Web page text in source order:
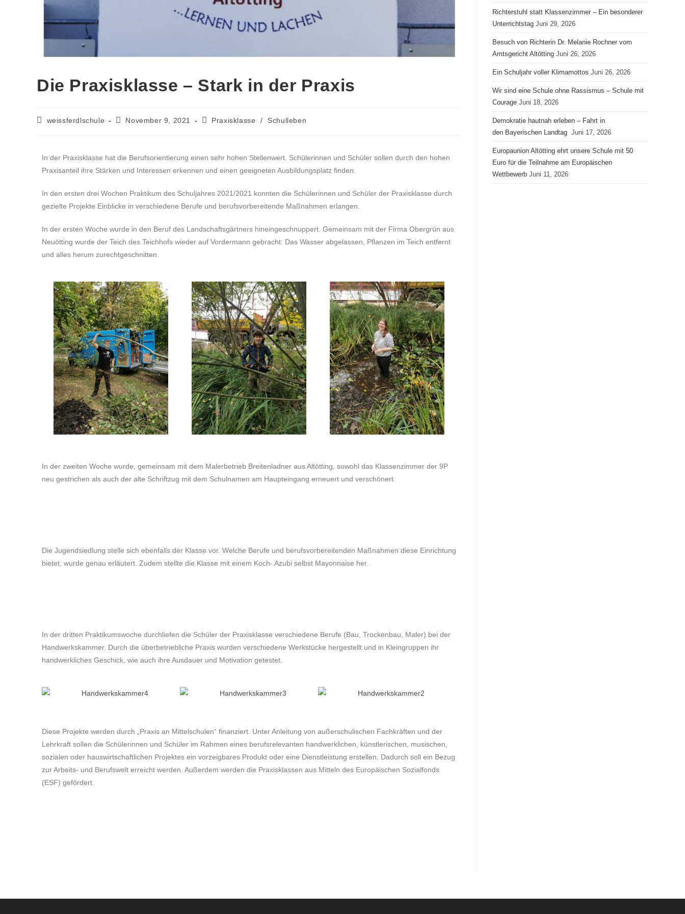
Die Praxisklasse – Stark in der Praxis
weissferdlschule November 9, 2021 Praxisklasse / Schulleben
In der Praxisklasse hat die Berufsorientierung einen sehr hohen Stellenwert. Schülerinnen und Schüler sollen durch den hohen
Praxisanteil ihre Stärken und Interessen erkennen und einen geeigneten Ausbildungsplatz finden.
In den ersten drei Wochen Praktikum des Schuljahres 2021/2021 konnten die Schülerinnen und Schüler der Praxisklasse durch
gezielte Projekte Einblicke in verschiedene Berufe und berufsvorbereitende Maßnahmen erlangen.
In der ersten Woche wurde in den Beruf des Landschaftsgärtners hineingeschnuppert. Gemeinsam mit der Firma Obergrün aus
Neuötting wurde der Teich des Teichhofs wieder auf Vordermann gebracht: Das Wasser abgelassen, Pflanzen im Teich entfernt
und alles herum zurechtgeschnitten.
In der zweiten Woche wurde, gemeinsam mit dem Malerbetrieb Breitenladner aus Altötting, sowohl das Klassenzimmer der 9P
neu gestrichen als auch der alte Schriftzug mit dem Schulnamen am Haupteingang erneuert und verschönert.
Die Jugendsiedlung stelle sich ebenfalls der Klasse vor. Welche Berufe und berufsvorbereitenden Maßnahmen diese Einrichtung
bietet, wurde genau erläutert. Zudem stellte die Klasse mit einem Koch- Azubi selbst Mayonnaise her.
In der dritten Praktikumswoche durchliefen die Schüler der Praxisklasse verschiedene Berufe (Bau, Trockenbau, Maler) bei der
Handwerkskammer. Durch die überbetriebliche Praxis wurden verschiedene Werkstücke hergestellt und in Kleingruppen ihr
handwerkliches Geschick, wie auch ihre Ausdauer und Motivation getestet.
Diese Projekte werden durch „Praxis an Mittelschulen“ finanziert. Unter Anleitung von außerschulischen Fachkräften und der
Lehrkraft sollen die Schülerinnen und Schüler im Rahmen eines berufsrelevanten handwerklichen, künstlerischen, musischen,
sozialen oder hauswirtschaftlichen Projektes ein vorzeigbares Produkt oder eine Dienstleistung erstellen. Dadurch soll ein Bezug
zur Arbeits- und Berufswelt erreicht werden. Außerdem werden die Praxisklassen aus Mitteln des Europäischen Sozialfonds
(ESF) gefördert.
Richterstuhl statt Klassenzimmer – Ein besonderer
Unterrichtstag Juni 29, 2026
Besuch von Richterin Dr. Melanie Rochner vom
Amtsgericht Altötting Juni 26, 2026
Ein Schuljahr voller Klimamottos Juni 26, 2026
Wir sind eine Schule ohne Rassismus – Schule mit
Courage Juni 18, 2026
Demokratie hautnah erleben – Fahrt in
den Bayerischen Landtag Juni 17, 2026
Europaunion Altötting ehrt unsere Schule mit 50
Euro für die Teilnahme am Europäischen
Wettbewerb Juni 11, 2026